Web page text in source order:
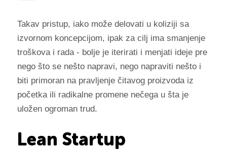
Takav pristup, iako može delovati u koliziji sa
izvornom koncepcijom, ipak za cilj ima smanjenje
troškova i rada - bolje je iterirati i menjati ideje pre
nego što se nešto napravi, nego napraviti nešto i
biti primoran na pravljenje čitavog proizvoda iz
početka ili radikalne promene nečega u šta je
uložen ogroman trud.
Lean Startup